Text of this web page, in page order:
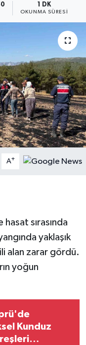
1 DK
OKUNMA SÜRESI
A+
sırasında
yaklaşık
alan zarar gördü.
yoğun
Kunduz